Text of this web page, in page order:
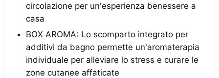
circolazione per un'esperienza benessere a
casa
BOX AROMA: Lo scomparto integrato per
additivi da bagno permette un'aromaterapia
individuale per alleviare lo stress e curare le
zone cutanee affaticate